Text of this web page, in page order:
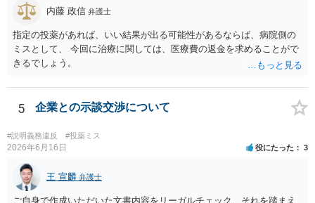
内藤 政信 弁護士
指定の投薬があれば、いい結果が出る可能性があるならば、病院側の
ミスとして、 今回に治療に関しては、医療費の返金を求めることがで
きるでしょう。
5 企業との示談交渉について
#説明義務違反 #投薬ミス
2026年6月16日 役にたった 3
王 宣麟 弁護士
ご自身で作成いただいた文書内容をリーガルチェック、それを踏まえ